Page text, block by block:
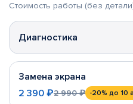
Стоимость работы (без
Диагностика
Замена экрана
2 390 ₽2 990 ₽ -20% до 10